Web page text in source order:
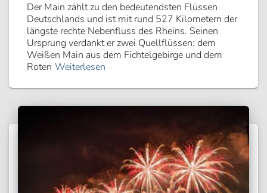
Der Main zählt zu den bedeutendsten Flüssen
Deutschlands und ist mit rund 527 Kilometern der
längste rechte Nebenfluss des Rheins. Seinen
Ursprung verdankt er zwei Quellflüssen: dem
Weißen Main aus dem Fichtelgebirge und dem
Roten Weiterlesen